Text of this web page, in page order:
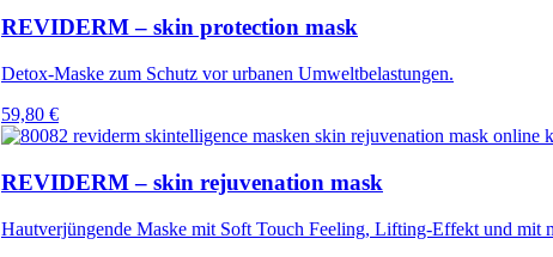
REVIDERM – skin protection mask
Detox-Maske zum Schutz vor urbanen Umweltbelastungen.
59,80 €
REVIDERM – skin rejuvenation mask
Hautverjüngende Maske mit Soft Touch Feeling, Lifting-Effekt und mit